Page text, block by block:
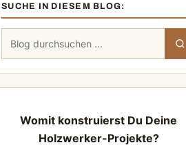
SUCHE IN DIESEM BLOG:
nach:
Womit konstruierst Du Deine
Holzwerker-Projekte?